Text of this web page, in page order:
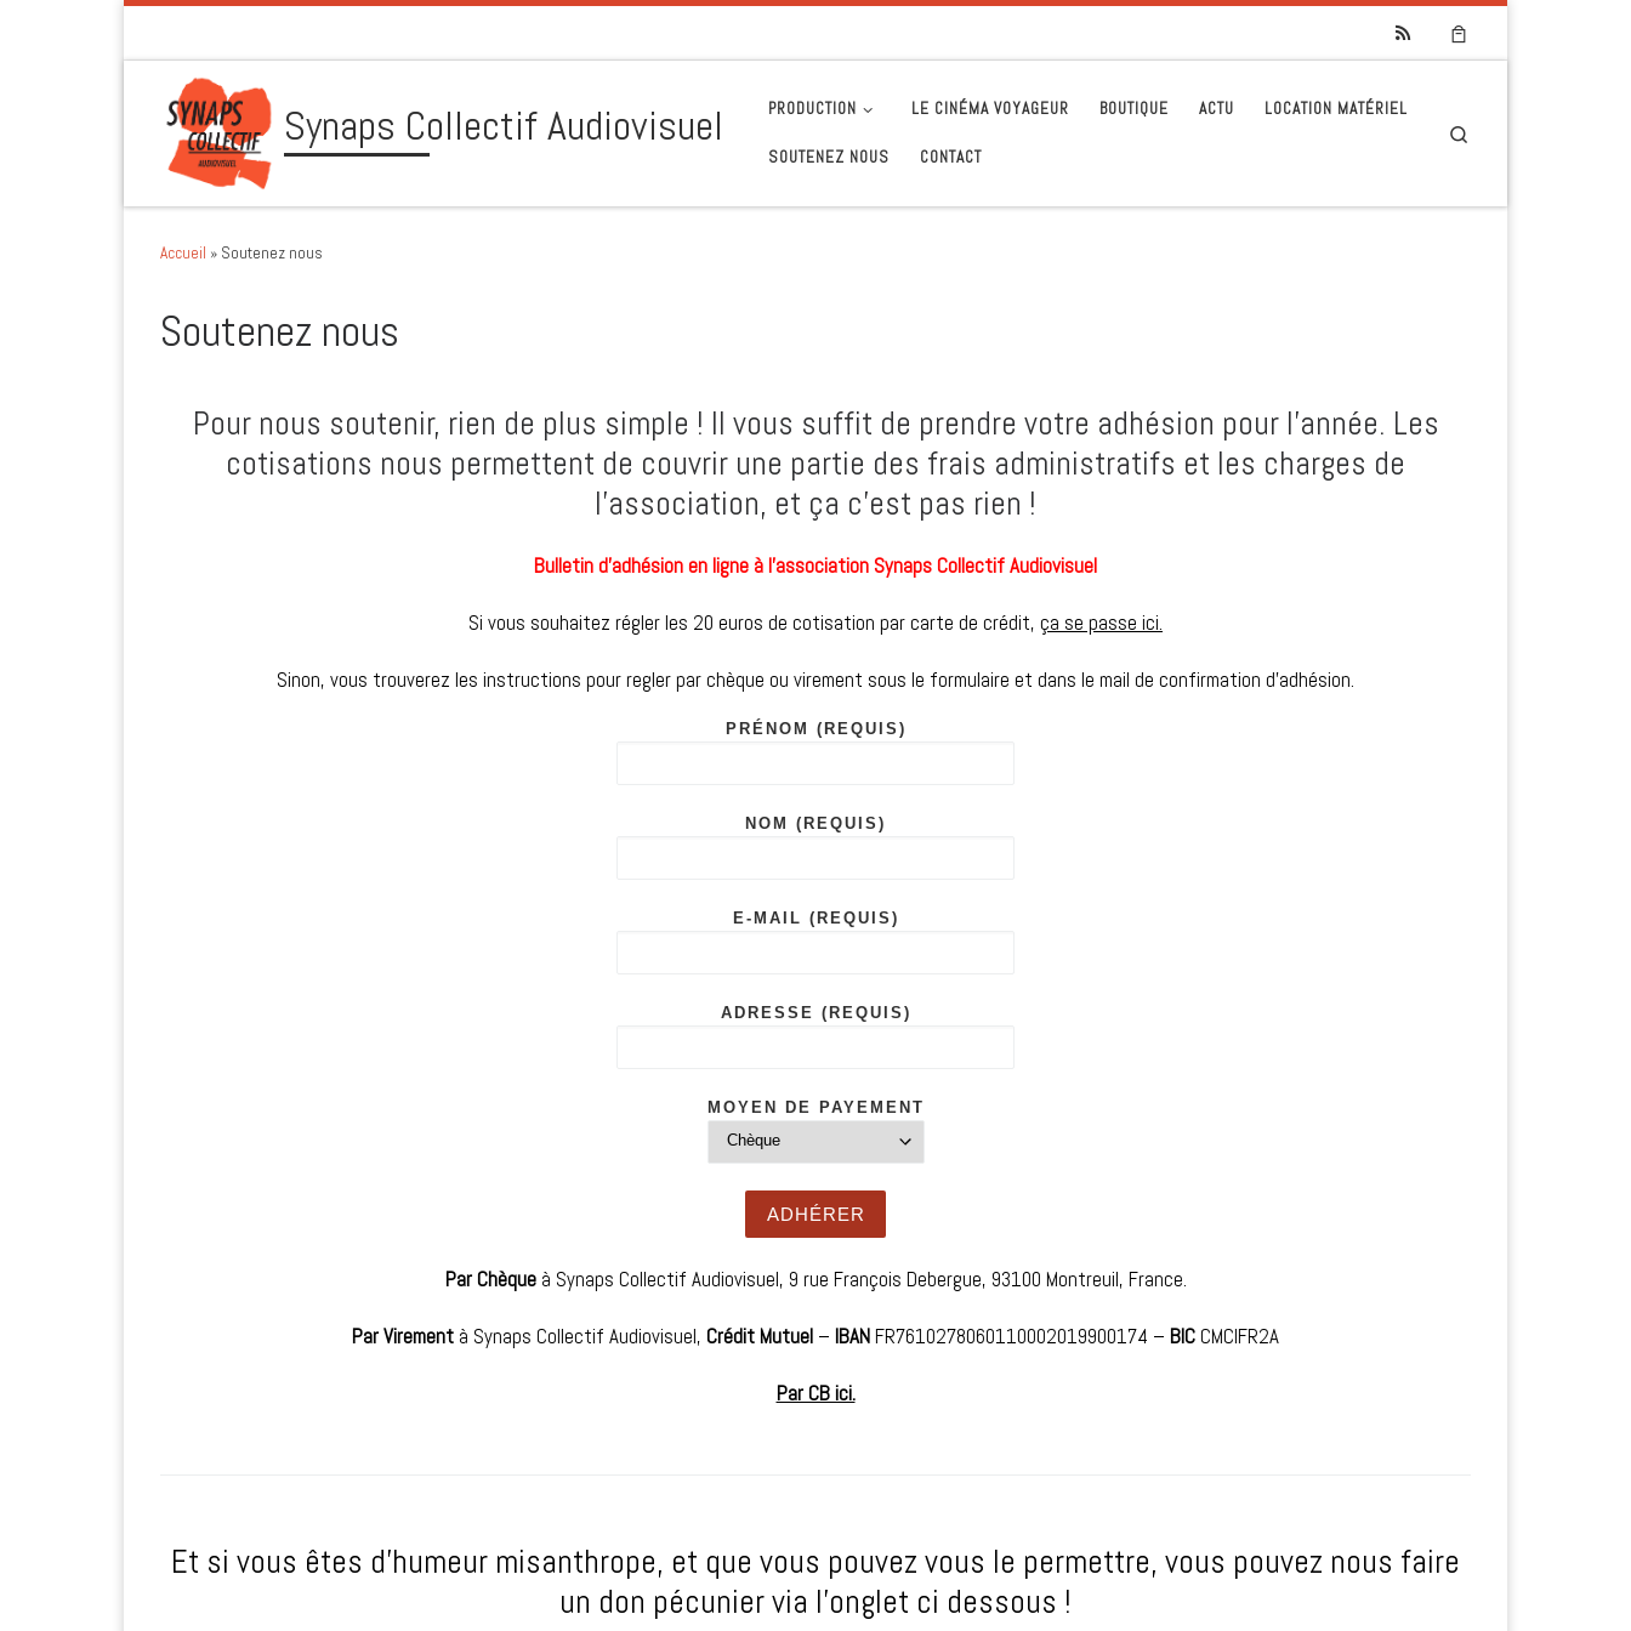
Synaps Collectif Audiovisuel PRODUCTION LE CINÉMA VOYAGEUR BOUTIQUE ACTU LOCATION MATÉRIEL
SOUTENEZ NOUS CONTACT
Accueil » Soutenez nous
Soutenez nous
Pour nous soutenir, rien de plus simple ! Il vous suffit de prendre votre adhésion pour l’année. Les
cotisations nous permettent de couvrir une partie des frais administratifs et les charges de
l’association, et ça c’est pas rien !
Bulletin d’adhésion en ligne à l’association Synaps Collectif Audiovisuel
Si vous souhaitez régler les 20 euros de cotisation par carte de crédit, ça se passe ici.
Sinon, vous trouverez les instructions pour regler par chèque ou virement sous le formulaire et dans le mail de confirmation d’adhésion.
PRÉNOM (REQUIS)
NOM (REQUIS)
E-MAIL (REQUIS)
ADRESSE (REQUIS)
MOYEN DE PAYEMENT
Par Chèqueà Synaps Collectif Audiovisuel, 9 rue François Debergue, 93100 Montreuil, France.
Par Virement à Synaps Collectif Audiovisuel, Crédit Mutuel – IBANFR7610278060110002019900174 – BICCMCIFR2A
Par CB ici.
Et si vous êtes d’humeur misanthrope, et que vous pouvez vous le permettre, vous pouvez nous faire
un don pécunier via l’onglet ci dessous !